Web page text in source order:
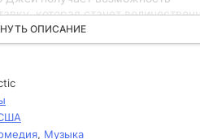
которая станет
запускает цепочку изменений
которые они не склонны
Джей сталкивается с
процессом и
с давлением, которое
Эми оказывается рядом,
их общение с каждым днем
ОПИСАНИЕ
, Музыка